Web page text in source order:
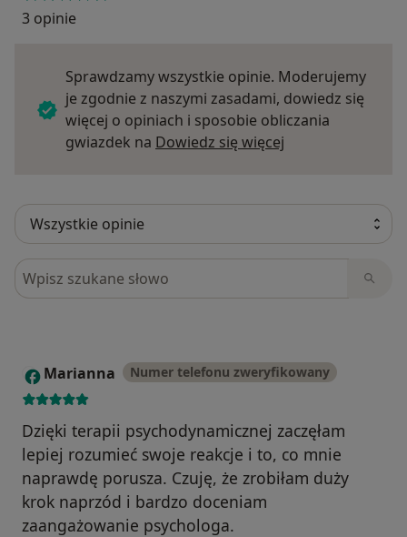
3 opinie
Sprawdzamy wszystkie opinie. Moderujemy
je zgodnie z naszymi zasadami, dowiedz się
więcej o opiniach i sposobie obliczania
gwiazdek na Dowiedz się więcej
Szukaj w opiniach
M Marianna Numer telefonu zweryfikowany
Dzięki terapii psychodynamicznej zaczęłam
lepiej rozumieć swoje reakcje i to, co mnie
naprawdę porusza. Czuję, że zrobiłam duży
krok naprzód i bardzo doceniam
zaangażowanie psychologa.